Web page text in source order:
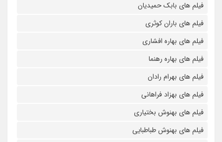
فیلم های بابک حمیدیان
فیلم های باران کوثری
فیلم های بهاره افشاری
فیلم های بهاره رهنما
فیلم های بهرام رادان
فیلم های بهزاد فراهانی
فیلم های بهنوش بختیاری
فیلم های بهنوش طباطبایی